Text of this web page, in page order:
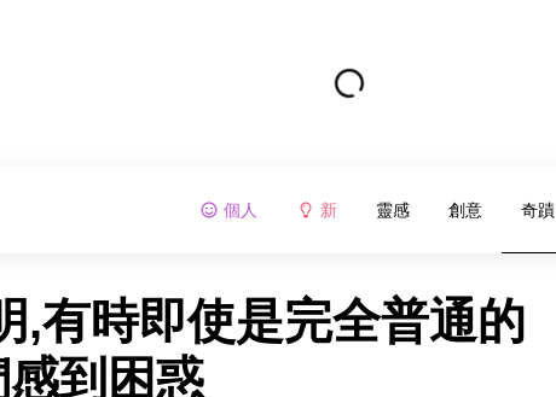
個人 新 靈感 創意 奇蹟
,有時即使是完全普通的
到困惑